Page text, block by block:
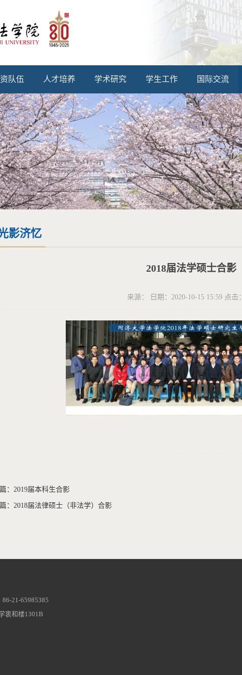
队伍 人才培养 学术研究 学生工作 国际交流
影济忆
2018届法学硕士合影
来源： 日期：2020-10-15 15:59 点击：
篇：2019届本科生合影
篇：2018届法律硕士（非法学）合影
21-65985385
衷和楼1301B